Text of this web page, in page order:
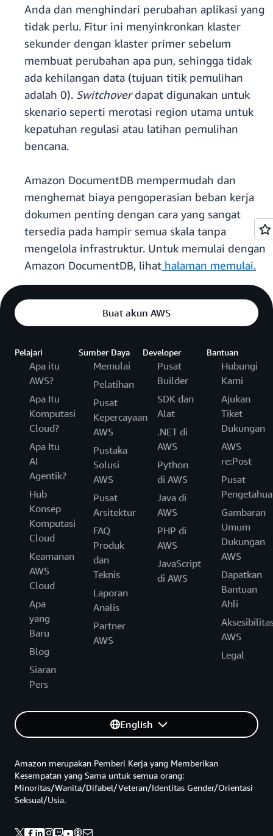
Anda dan menghindari perubahan aplikasi yang
tidak perlu. Fitur ini menyinkronkan klaster
sekunder dengan klaster primer sebelum
membuat perubahan apa pun, sehingga tidak
ada kehilangan data (tujuan titik pemulihan
adalah 0). Switchoverdapat digunakan untuk
skenario seperti merotasi region utama untuk
kepatuhan regulasi atau latihan pemulihan
bencana.
Amazon DocumentDB mempermudah dan
menghemat biaya pengoperasian beban kerja
dokumen penting dengan cara yang sangat
tersedia pada hampir semua skala tanpa
mengelola infrastruktur. Untuk memulai dengan
Amazon DocumentDB, lihat halaman memulai.
Buat akun AWS
Pelajari
Apa itu
AWS?
Apa Itu
Komputasi
Cloud?
Apa Itu
AI
Agentik?
Hub
Konsep
Komputasi
Cloud
Keamanan
AWS
Cloud
Apa
yang
Baru
Blog
Siaran
Pers
Sumber Daya
Memulai
Pelatihan
Pusat
Kepercayaan
AWS
Pustaka
Solusi
AWS
Pusat
Arsitektur
FAQ
Produk
dan
Teknis
Laporan
Analis
Partner
AWS
Developer
Pusat
Builder
SDK dan
Alat
.NET di
AWS
Python
di AWS
Java di
AWS
PHP di
AWS
JavaScript
di AWS
Bantuan
Hubungi
Kami
Ajukan
Tiket
Dukungan
AWS
re:Post
Pusat
Gambaran
Umum
Dukungan
AWS
Dapatkan
Bantuan
Ahli
AWS
Legal
English
Amazon merupakan Pemberi Kerja yang Memberikan
Kesempatan yang Sama untuk semua orang:
Minoritas/Wanita/Difabel/Veteran/Identitas Gender/Orientasi
Seksual/Usia.